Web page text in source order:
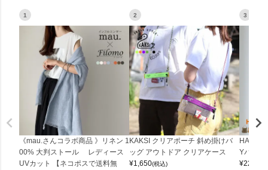
1
《mau.さんコラボ商品 》リネン 1
00% 大判ストール レディース
UVカット 【ネコポスで送料無
2
KAKSI クリアポーチ 斜め掛けバ
ッグ アウトドア クリアケース
¥1,650(税込)
3
Yバッグ
¥22,000